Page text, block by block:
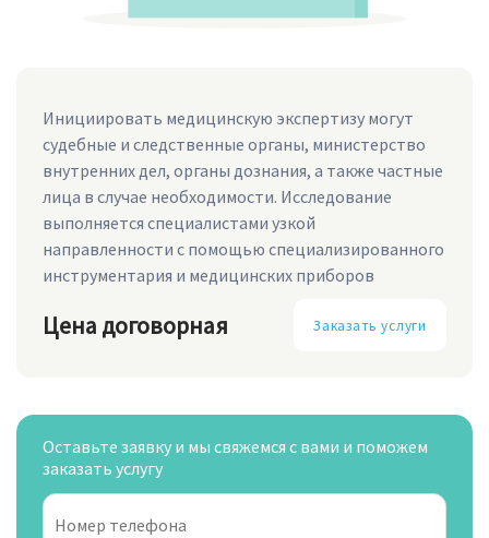
Инициировать медицинскую экспертизу могут
судебные и следственные органы, министерство
внутренних дел, органы дознания, а также частные
лица в случае необходимости. Исследование
выполняется специалистами узкой
направленности с помощью специализированного
инструментария и медицинских приборов
Цена договорная Заказать услуги
Оставьте заявку и мы свяжемся с вами и поможем
заказать услугу